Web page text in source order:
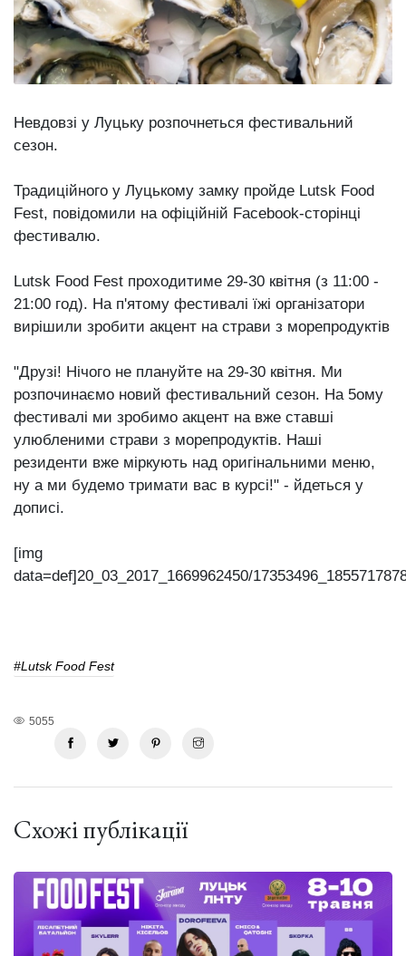
залишив у
Луцьку
три...
27 Липня 2026
788 переглядів
Всі розділи
Персона
Афіша
ZONE 18+
Політика конфіденційності
Невдовзі у Луцьку розпочнеться фестивальний
сезон.
Традиційного у Луцькому замку пройде Lutsk Food
Fest, повідомили на офіційній Facebook-сторінці
фестивалю.
Lutsk Food Fest проходитиме 29-30 квітня (з 11:00 -
21:00 год). На п'ятому фестивалі їжі організатори
вирішили зробити акцент на страви з морепродуктів
"Друзі! Нічого не плануйте на 29-30 квітня. Ми
розпочинаємо новий фестивальний сезон. На 5ому
фестивалі ми зробимо акцент на вже ставші
улюбленими страви з морепродуктів. Наші
резиденти вже міркують над оригінальними меню,
ну а ми будемо тримати вас в курсі!" - йдеться у
дописі.
[img
data=def]20_03_2017_1669962450/
#Lutsk Food Fest
5055
Схожі публікації